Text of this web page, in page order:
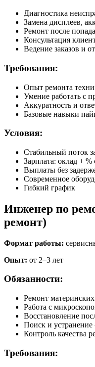
Диагностика
Замена дисплеев,
Ремонт после
Консультация
Ведение заказов и
Требования:
Опыт ремонта
Умение работать с
Аккуратность и
Базовые навыки
Условия:
Стабильный поток
Зарплата: оклад + %
Выплаты без
Современное
Гибкий график
Инженер по
ремонт)
Формат работы:
Опыт: от 2–3 лет
Обязанности:
Ремонт
Работа с
Восстановление
Поиск и
Контроль качества
Требования: